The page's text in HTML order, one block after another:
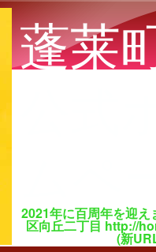
蓬莱
2021年に百周年を迎え
区向丘二丁目 http://
(新